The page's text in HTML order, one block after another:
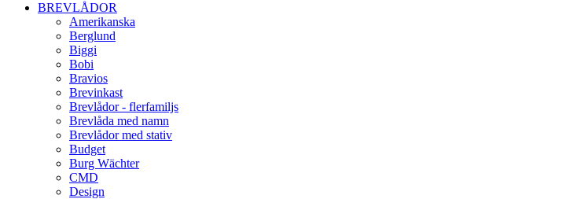
BREVLÅDOR
Amerikanska
Berglund
Biggi
Bobi
Bravios
Brevinkast
Brevlådor - flerfamiljs
Brevlåda med namn
Brevlådor med stativ
Budget
Burg Wächter
CMD
Design